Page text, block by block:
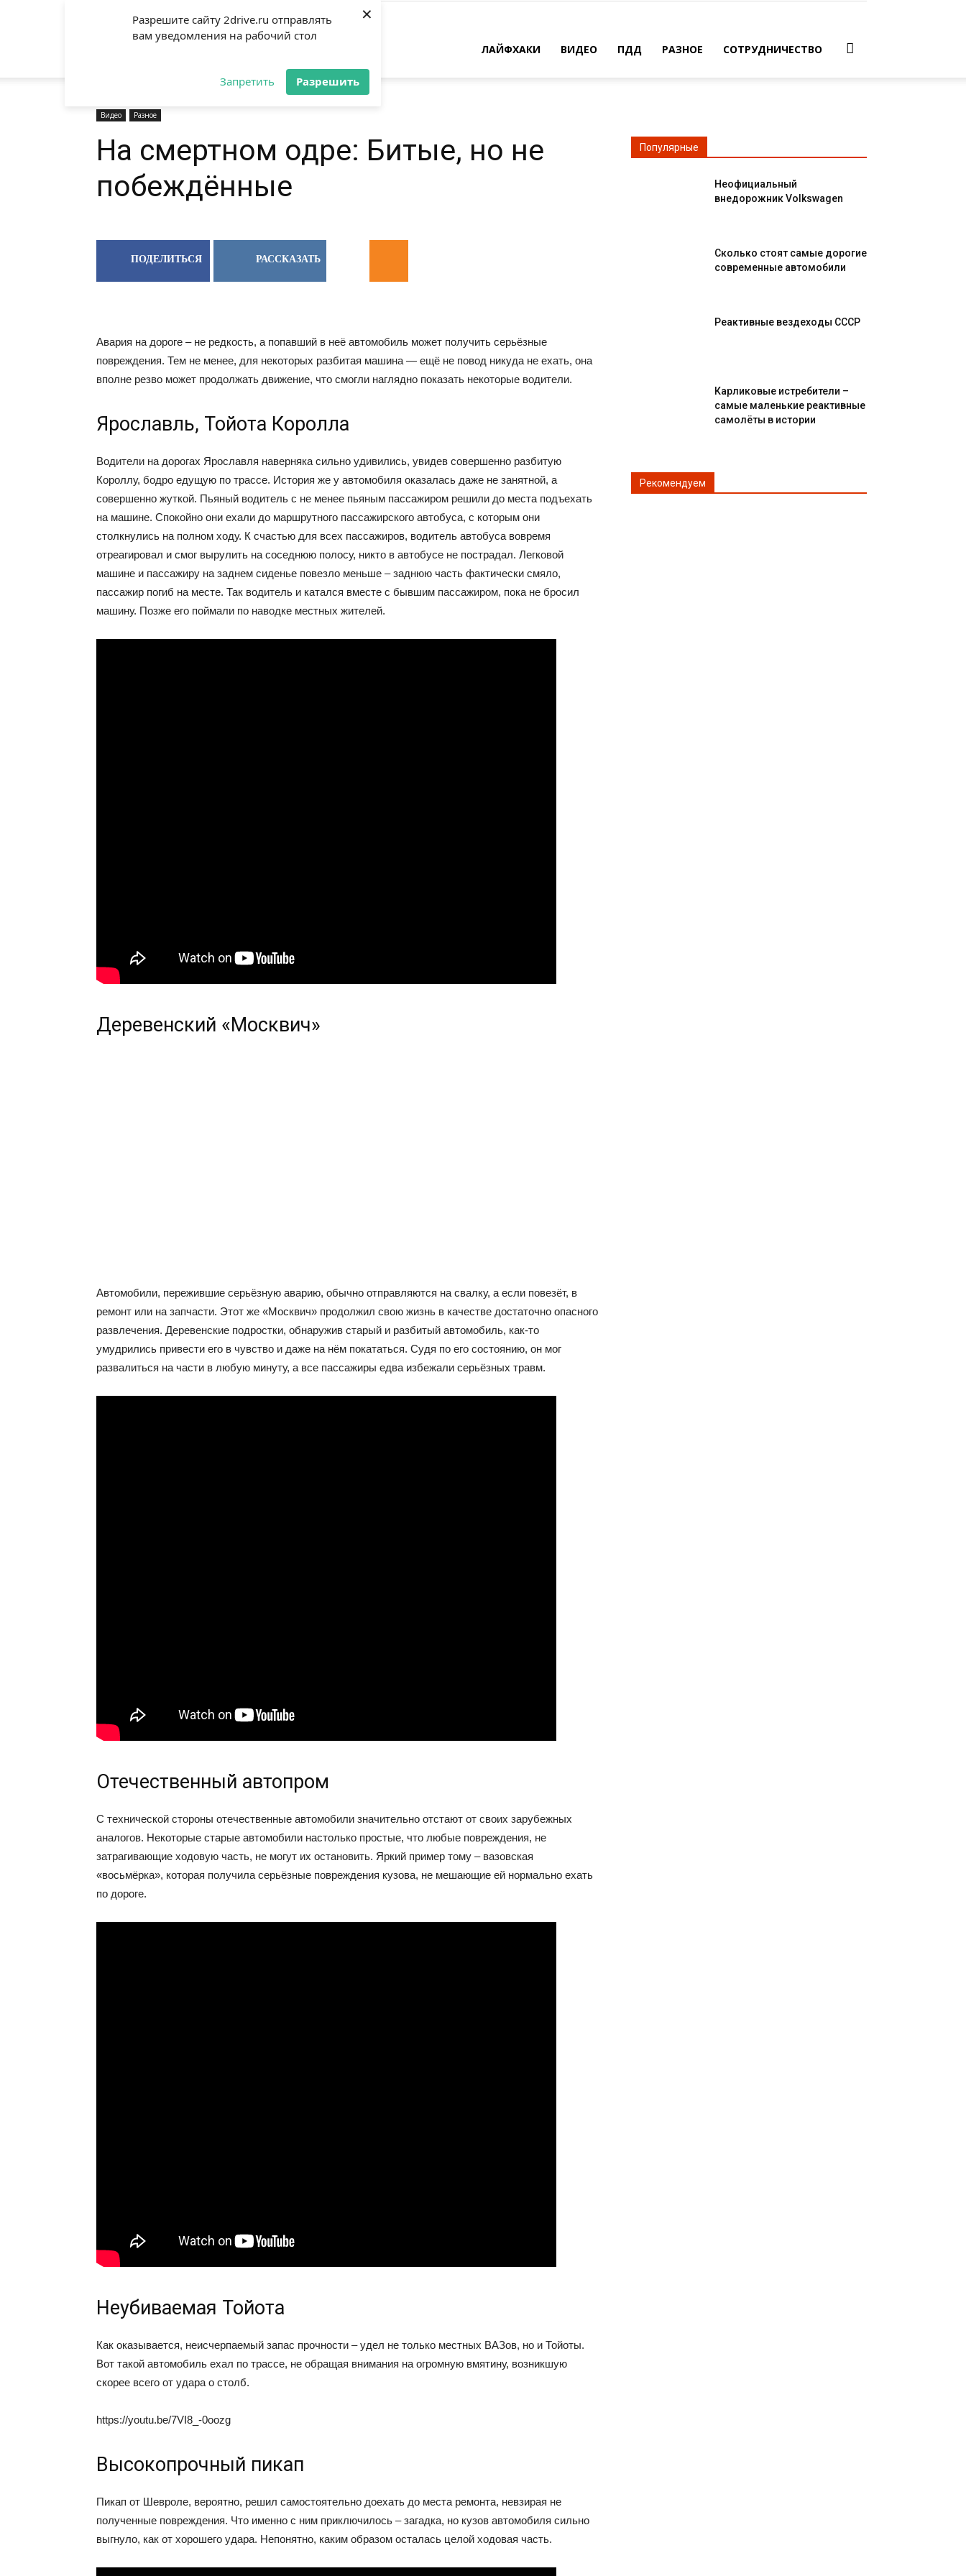
Разрешите сайту 2drive.ru отправлять
вам уведомления на рабочий стол
Запретить Разрешить
×
2DRIVE.RU
ЛАЙФХАКИ ВИДЕО ПДД РАЗНОЕ СОТРУДНИЧЕСТВО
Видео Разное
На смертном одре: Битые, но не
побеждённые
ПОДЕЛИТЬСЯ РАССКАЗАТЬ
Авария на дороге – не редкость, а попавший в неё автомобиль может получить серьёзные
повреждения. Тем не менее, для некоторых разбитая машина — ещё не повод никуда не ехать, она
вполне резво может продолжать движение, что смогли наглядно показать некоторые водители.
Ярославль, Тойота Королла
Водители на дорогах Ярославля наверняка сильно удивились, увидев совершенно разбитую
Короллу, бодро едущую по трассе. История же у автомобиля оказалась даже не занятной, а
совершенно жуткой. Пьяный водитель с не менее пьяным пассажиром решили до места подъехать
на машине. Спокойно они ехали до маршрутного пассажирского автобуса, с которым они
столкнулись на полном ходу. К счастью для всех пассажиров, водитель автобуса вовремя
отреагировал и смог вырулить на соседнюю полосу, никто в автобусе не пострадал. Легковой
машине и пассажиру на заднем сиденье повезло меньше – заднюю часть фактически смяло,
пассажир погиб на месте. Так водитель и катался вместе с бывшим пассажиром, пока не бросил
машину. Позже его поймали по наводке местных жителей.
Деревенский «Москвич»
Автомобили, пережившие серьёзную аварию, обычно отправляются на свалку, а если повезёт, в
ремонт или на запчасти. Этот же «Москвич» продолжил свою жизнь в качестве достаточно опасного
развлечения. Деревенские подростки, обнаружив старый и разбитый автомобиль, как-то
умудрились привести его в чувство и даже на нём покататься. Судя по его состоянию, он мог
развалиться на части в любую минуту, а все пассажиры едва избежали серьёзных травм.
Отечественный автопром
С технической стороны отечественные автомобили значительно отстают от своих зарубежных
аналогов. Некоторые старые автомобили настолько простые, что любые повреждения, не
затрагивающие ходовую часть, не могут их остановить. Яркий пример тому – вазовская
«восьмёрка», которая получила серьёзные повреждения кузова, не мешающие ей нормально ехать
по дороге.
Неубиваемая Тойота
Как оказывается, неисчерпаемый запас прочности – удел не только местных ВАЗов, но и Тойоты.
Вот такой автомобиль ехал по трассе, не обращая внимания на огромную вмятину, возникшую
скорее всего от удара о столб.
https://youtu.be/7VI8_-0oozg
Высокопрочный пикап
Пикап от Шевроле, вероятно, решил самостоятельно доехать до места ремонта, невзирая не
полученные повреждения. Что именно с ним приключилось – загадка, но кузов автомобиля сильно
выгнуло, как от хорошего удара. Непонятно, каким образом осталась целой ходовая часть.
Популярные
Неофициальный
внедорожник Volkswagen
Сколько стоят самые дорогие
современные автомобили
Реактивные вездеходы СССР
Карликовые истребители –
самые маленькие реактивные
самолёты в истории
Рекомендуем